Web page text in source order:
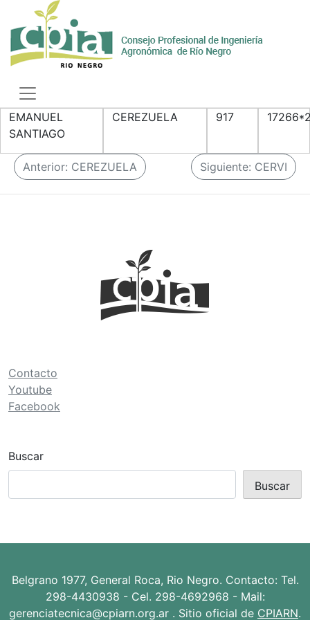
to
content
Toggle
navigation
EMANUEL
SANTIAGO
CEREZUELA 917
N
a
d
e
e
t
r
a
Anterior: CEREZUELA Siguiente: CERVI
Contacto
Youtube
Facebook
Buscar
Buscar
Belgrano 1977, General Roca, Rio Negro. Contacto: Tel.
298-4430938 - Cel. 298-4692968 - Mail:
gerenciatecnica@cpiarn.org.ar . Sitio oficial de CPIARN.